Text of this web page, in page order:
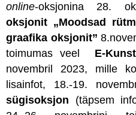
online-oksjonina 28.
oksjonit „Moodsad
graafika oksjonit”
toimumas veel
E-
novembril 2023, mille
lisainfot, 18.-19.
sügisoksjon (täpsem